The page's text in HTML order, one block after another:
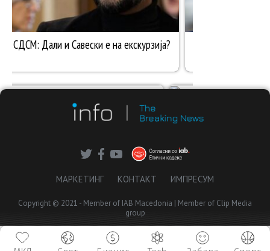
МАРКЕТИНГ КОНТАКТ ИМПРЕСУМ
Copyright © 2021 - Member of IAB Macedonia | Member of Clip Media
group